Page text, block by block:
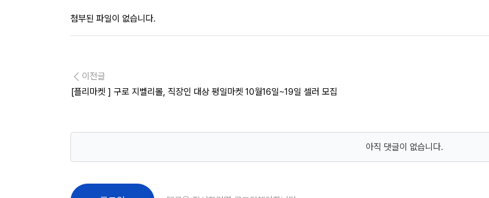
첨부된 파일이 없습니다.
이전글
[플리마켓 ] 구로 지벨리몰, 직장인 대상 평일마켓 10월16일~19일 셀러 모집
아직 댓글이 없습니다.